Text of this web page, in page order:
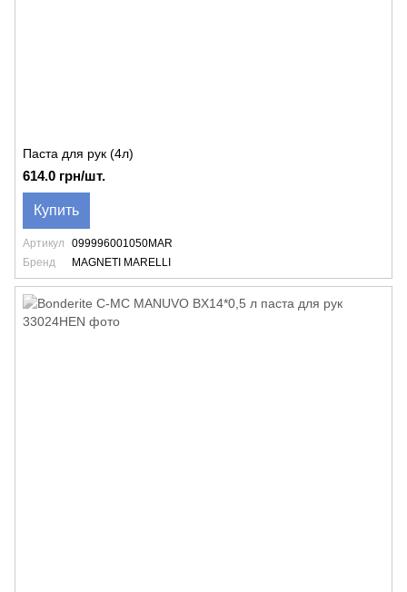
Паста для рук (4л)
614.0 грн/шт.
Купить
Артикул
099996001050MAR
Бренд
MAGNETI MARELLI